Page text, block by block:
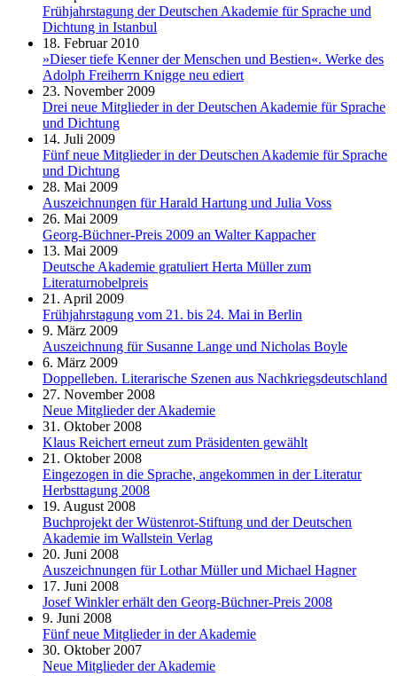
Frühjahrstagung der Deutschen Akademie für Sprache und
Dichtung in Istanbul
18. Februar 2010
»Dieser tiefe Kenner der Menschen und Bestien«. Werke des
Adolph Freiherrn Knigge neu ediert
23. November 2009
Drei neue Mitglieder in der Deutschen Akademie für Sprache
und Dichtung
14. Juli 2009
Fünf neue Mitglieder in der Deutschen Akademie für Sprache
und Dichtung
28. Mai 2009
Auszeichnungen für Harald Hartung und Julia Voss
26. Mai 2009
Georg-Büchner-Preis 2009 an Walter Kappacher
13. Mai 2009
Deutsche Akademie gratuliert Herta Müller zum
Literaturnobelpreis
21. April 2009
Frühjahrstagung vom 21. bis 24. Mai in Berlin
9. März 2009
Auszeichnung für Susanne Lange und Nicholas Boyle
6. März 2009
Doppelleben. Literarische Szenen aus Nachkriegsdeutschland
27. November 2008
Neue Mitglieder der Akademie
31. Oktober 2008
Klaus Reichert erneut zum Präsidenten gewählt
21. Oktober 2008
Eingezogen in die Sprache, angekommen in der Literatur
Herbsttagung 2008
19. August 2008
Buchprojekt der Wüstenrot-Stiftung und der Deutschen
Akademie im Wallstein Verlag
20. Juni 2008
Auszeichnungen für Lothar Müller und Michael Hagner
17. Juni 2008
Josef Winkler erhält den Georg-Büchner-Preis 2008
9. Juni 2008
Fünf neue Mitglieder in der Akademie
30. Oktober 2007
Neue Mitglieder der Akademie